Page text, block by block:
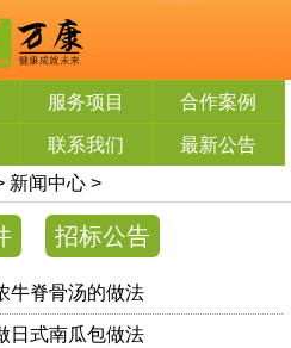
服务项目 合作案例
联系我们
最新公告
新闻中心 >
招标公告
牛脊骨汤的做法
日式南瓜包做法